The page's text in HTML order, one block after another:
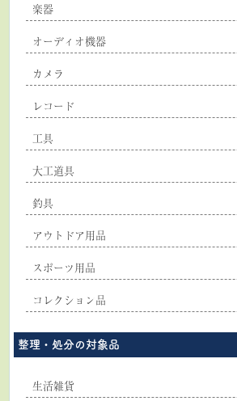
楽器
オーディオ機器
カメラ
レコード
工具
大工道具
釣具
アウトドア用品
スポーツ用品
コレクション品
整理・処分の対象品
生活雑貨